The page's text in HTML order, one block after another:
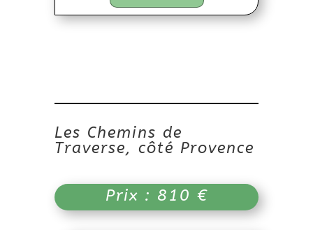
Les Chemins de
Traverse, côté Provence
Prix : 810 €